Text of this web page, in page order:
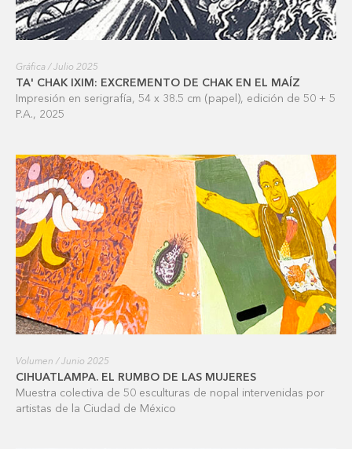
Gráfica / Julio 2025
TA' CHAK IXIM: EXCREMENTO DE CHAK EN EL MAÍZ
Impresión en serigrafía, 54 x 38.5 cm (papel), edición de 50 + 5
P.A., 2025
Volumen / Junio 2025
CIHUATLAMPA. EL RUMBO DE LAS MUJERES
Muestra colectiva de 50 esculturas de nopal intervenidas por
artistas de la Ciudad de México